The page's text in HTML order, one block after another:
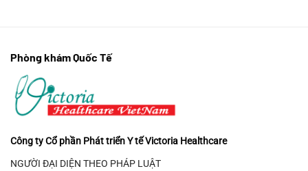
Phòng khám Quốc Tế
Công ty Cổ phần Phát triển Y tế Victoria Healthcare
NGƯỜI ĐẠI DIỆN THEO PHÁP LUẬT